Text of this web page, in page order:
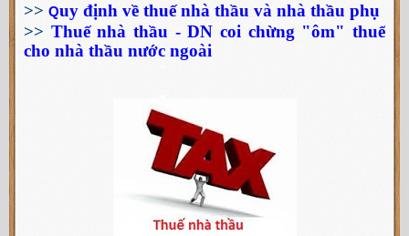
>> Quy định về thuế nhà thầu và nhà thầu phụ
>> Thuế nhà thầu - DN coi chừng "ôm" thuế
cho nhà thầu nước ngoài